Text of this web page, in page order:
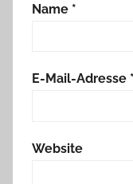
Name *
E-Mail-Adresse *
Website